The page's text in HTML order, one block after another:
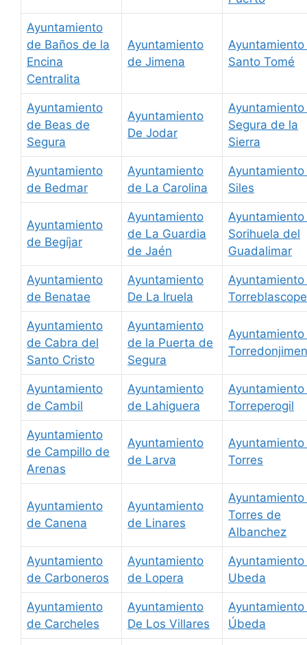
Ayuntamiento
de Baños de la
Encina
Centralita
Ayuntamiento
de Jimena
Santo Tomé
Ayuntamiento
de Beas de
Segura
Ayuntamiento
De Jodar
Segura de la
Sierra
Ayuntamiento
de Bedmar
Ayuntamiento
de La Carolina
Siles
Ayuntamiento
de Begíjar
Ayuntamiento
de La Guardia
de Jaén
Sorihuela del
Guadalimar
Ayuntamiento
de Benatae
Ayuntamiento
De La Iruela
Ayuntamiento
de Cabra del
Santo Cristo
Ayuntamiento
de la Puerta de
Segura
Ayuntamiento
de Cambil
Ayuntamiento
de Lahiguera
Torreperogil
Ayuntamiento
de Campillo de
Arenas
Ayuntamiento
de Larva
Torres
Ayuntamiento
de Canena
Ayuntamiento
de Linares
Torres de
Albanchez
Ayuntamiento
de Carboneros
Ayuntamiento
de Lopera
Ayuntamiento
Ubeda
Ayuntamiento
de Carcheles
Ayuntamiento
De Los Villares
Úbeda